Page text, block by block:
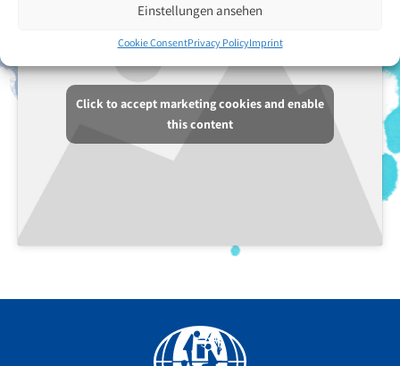
Einstellungen ansehen
Cookie ConsentPrivacy PolicyImprint
Click to accept marketing cookies and enable
this content
Facebook
YouTube
Instagram